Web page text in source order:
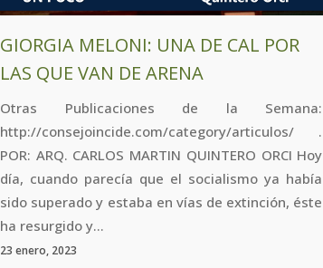
GIORGIA MELONI: UNA DE CAL POR
LAS QUE VAN DE ARENA
Otras Publicaciones de la Semana:
http://consejoincide.com/category/articulos/ .
POR: ARQ. CARLOS MARTIN QUINTERO ORCI Hoy
día, cuando parecía que el socialismo ya había
sido superado y estaba en vías de extinción, éste
ha resurgido y...
23 enero, 2023